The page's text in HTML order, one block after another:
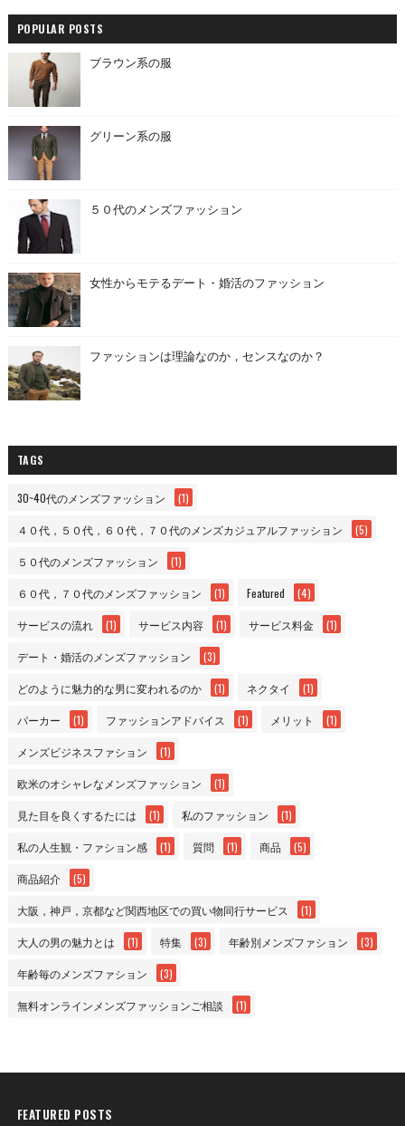
POPULAR POSTS
ブラウン系の服
グリーン系の服
５０代のメンズファッション
女性からモテるデート・婚活のファッション
ファッションは理論なのか，センスなのか？
TAGS
30~40代のメンズファッション (1)
４０代，５０代，６０代，７０代のメンズカジュアルファッション (5)
５０代のメンズファッション (1)
６０代，７０代のメンズファッション (1) Featured (4)
サービスの流れ (1) サービス内容 (1) サービス料金 (1)
デート・婚活のメンズファッション (3)
どのように魅力的な男に変われるのか (1) ネクタイ (1)
パーカー (1) ファッションアドバイス (1) メリット (1)
メンズビジネスファション (1)
欧米のオシャレなメンズファッション (1)
見た目を良くするたには (1) 私のファッション (1)
私の人生観・ファション感 (1) 質問 (1) 商品 (5)
商品紹介 (5)
大阪，神戸，京都など関西地区での買い物同行サービス (1)
大人の男の魅力とは (1) 特集 (3) 年齢別メンズファション (3)
年齢毎のメンズファション (3)
無料オンラインメンズファッションご相談 (1)
FEATURED POSTS